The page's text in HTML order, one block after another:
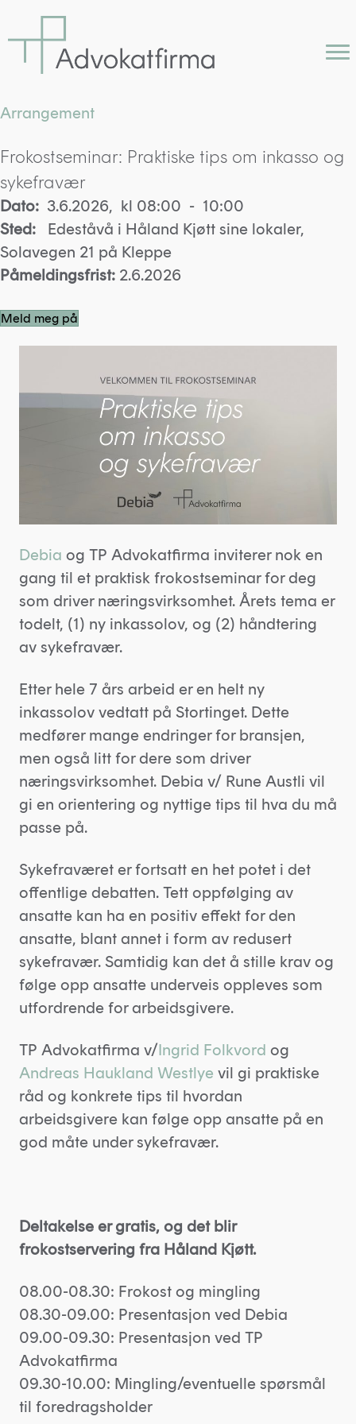
Arrangement
Frokostseminar: Praktiske tips om inkasso og
sykefravær
Dato: 3.6.2026, kl 08:00 - 10:00
Sted:
Edeståvå i Håland Kjøtt sine lokaler,
Solavegen 21 på Kleppe
Påmeldingsfrist: 2.6.2026
Meld meg på
Debia og TP Advokatfirma inviterer nok en
gang til et praktisk frokostseminar for deg
som driver næringsvirksomhet. Årets tema er
todelt, (1) ny inkassolov, og (2) håndtering
av sykefravær.
Etter hele 7 års arbeid er en helt ny
inkassolov vedtatt på Stortinget. Dette
medfører mange endringer for bransjen,
men også litt for dere som driver
næringsvirksomhet. Debia v/ Rune Austli vil
gi en orientering og nyttige tips til hva du må
passe på.
Sykefraværet er fortsatt en het potet i det
offentlige debatten. Tett oppfølging av
ansatte kan ha en positiv effekt for den
ansatte, blant annet i form av redusert
sykefravær. Samtidig kan det å stille krav og
følge opp ansatte underveis oppleves som
utfordrende for arbeidsgivere.
TP Advokatfirma v/Ingrid Folkvord og
Andreas Haukland Westlye vil gi praktiske
råd og konkrete tips til hvordan
arbeidsgivere kan følge opp ansatte på en
god måte under sykefravær.
Deltakelse er gratis, og det blir
frokostservering fra Håland Kjøtt.
08.00-08.30: Frokost og mingling
08.30-09.00: Presentasjon ved Debia
09.00-09.30: Presentasjon ved TP
Advokatfirma
09.30-10.00: Mingling/eventuelle spørsmål
til foredragsholder